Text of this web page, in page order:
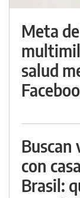
Meta
salud
con
Brasil: